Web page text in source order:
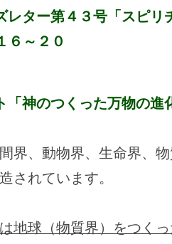
レター第４３号「スピリ
６～２０
「神のつくった万物の進
界、動物界、生命界、
されています。
は地球（物質界）をつく